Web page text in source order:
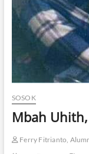
SOSOK
Mbah
Ferry Fitrianto,